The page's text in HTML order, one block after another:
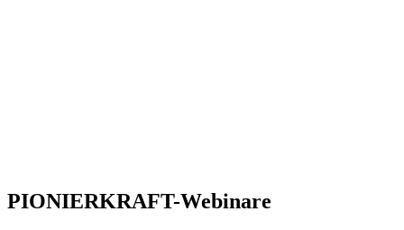
PIONIERKRAFT-Webinare